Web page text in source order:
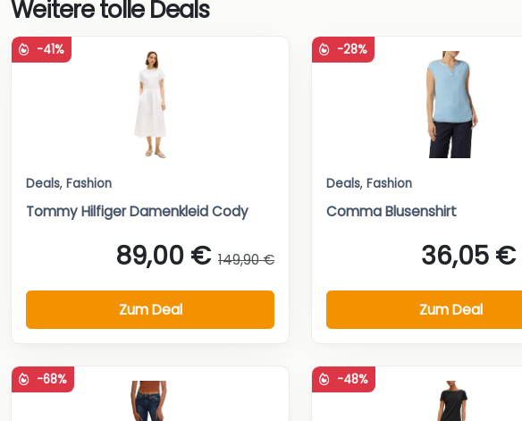
Weitere tolle Deals
-41%
Deals, Fashion
Tommy Hilfiger Damenkleid Cody
89,00 € 149,90 €
Zum Deal
-28%
Deals, Fashion
Comma Blusenshirt
36,05 €
Zum Deal
-68% -48%